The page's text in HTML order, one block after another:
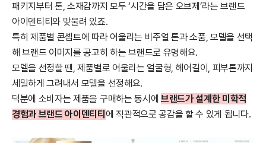
패키지부터 톤, 소재감까지 모두 ‘시간을 담은 오브제’라는 브랜드
아이덴티티와 맞물려 있죠.
특히 제품별 콘셉트에 따라 어울리는 비주얼 톤과 소품, 모델을 선택
해 브랜드 이미지를 공고히 하는 브랜드로 유명해요.
모델을 선정할 땐, 제품별로 어울리는 얼굴형, 헤어길이, 피부톤까지
세밀하게 그려내서 모델을 선정해요.
덕분에 소비자는 제품을 구매하는 동시에 브랜드가 설계한 미학적
경험과 브랜드 아이덴티티 에 직관적으로 공감을 할 수 있게 됩니다.